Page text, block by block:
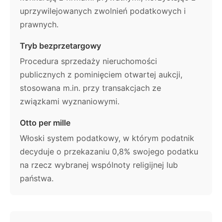
uprzywilejowanych zwolnień podatkowych i
prawnych.
Tryb bezprzetargowy
Procedura sprzedaży nieruchomości
publicznych z pominięciem otwartej aukcji,
stosowana m.in. przy transakcjach ze
związkami wyznaniowymi.
Otto per mille
Włoski system podatkowy, w którym podatnik
decyduje o przekazaniu 0,8% swojego podatku
na rzecz wybranej wspólnoty religijnej lub
państwa.